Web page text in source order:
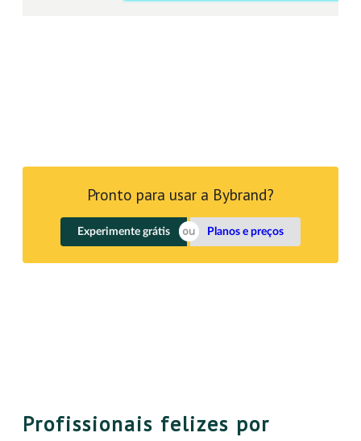
Pronto para usar a Bybrand?
Experimente grátis Planos e preços
Profissionais felizes por